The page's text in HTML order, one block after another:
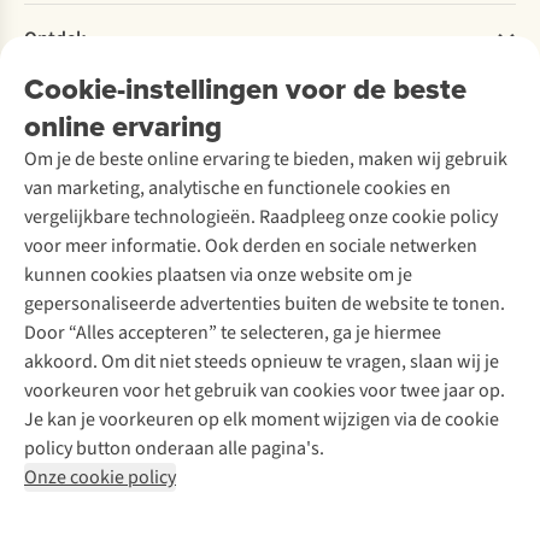
Cookie-instellingen voor de beste
online ervaring
Om je de beste online ervaring te bieden, maken wij gebruik
van marketing, analytische en functionele cookies en
vergelijkbare technologieën. Raadpleeg onze cookie policy
voor meer informatie. Ook derden en sociale netwerken
kunnen cookies plaatsen via onze website om je
gepersonaliseerde advertenties buiten de website te tonen.
Door “Alles accepteren” te selecteren, ga je hiermee
akkoord. Om dit niet steeds opnieuw te vragen, slaan wij je
voorkeuren voor het gebruik van cookies voor twee jaar op.
Je kan je voorkeuren op elk moment wijzigen via de cookie
policy button onderaan alle pagina's.
Onze cookie policy
Bestelling herroepen
Garantie
Contact
Verantwoord ondernemen
Over Ayacucho
Onze winkels
Over A.S.Adventure
Toegankelijkheidsverklaring
Ski-onderhoud
Wasservice
Schoenonderhoud
Schoenherstelling
Kledingherstelling
Retouches
Voor bedrijven
Ontdek
A.S.Magazine
Podcast
Explore Academy
Explore Camp
Gear Check
Inspiratie & advies
Meld je aan voor de nieuwsbrief
Follow us
Disclaimer Privacy Policy
Algemene voorwaarden
Cookie Policy